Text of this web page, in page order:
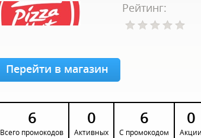
Рейтинг:
Перейти в магазин
6
Всего промокодов
0
Активных
6
С промокодом
0
Акции